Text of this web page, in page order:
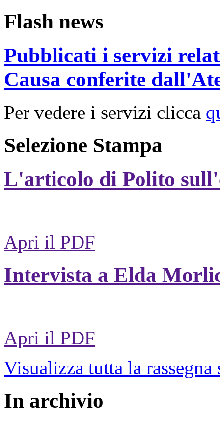
Flash news
Pubblicati i servizi
Causa conferite
Per vedere i servizi clicca
Selezione Stampa
L'articolo di Polito
Apri il PDF
Intervista a Elda
Apri il PDF
Visualizza tutta la rassegna
In archivio